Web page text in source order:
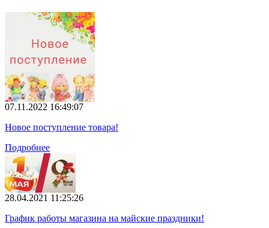
07.11.2022 16:49:07
Новое поступление товара!
Подробнее
28.04.2021 11:25:26
График работы магазина на майские праздники!